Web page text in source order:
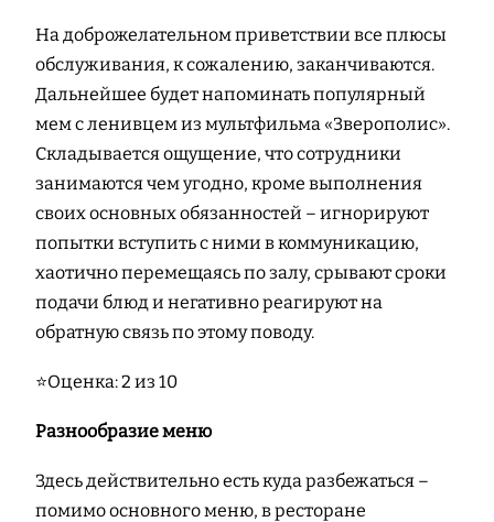
На доброжелательном приветствии все плюсы
обслуживания, к сожалению, заканчиваются.
Дальнейшее будет напоминать популярный
мем с ленивцем из мультфильма «Зверополис».
Складывается ощущение, что сотрудники
занимаются чем угодно, кроме выполнения
своих основных обязанностей – игнорируют
попытки вступить с ними в коммуникацию,
хаотично перемещаясь по залу, срывают сроки
подачи блюд и негативно реагируют на
обратную связь по этому поводу.
⭐Оценка: 2 из 10
Разнообразие меню
Здесь действительно есть куда разбежаться –
помимо основного меню, в ресторане